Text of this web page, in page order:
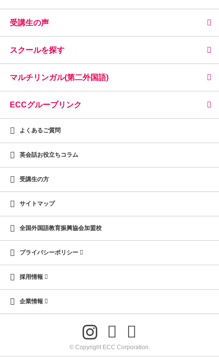
受講生の声
スクールを探す
マルチリンガル(第二外国語)
ECCグループリンク
よくあるご質問
英会話お役立ちコラム
受講生の方
サイトマップ
全国外国語教育振興協会加盟校
プライバシーポリシー
採用情報
企業情報
© Copyright ECC Corporation.